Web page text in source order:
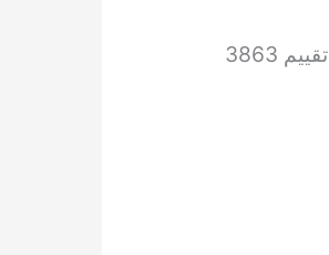
تقييم 3863